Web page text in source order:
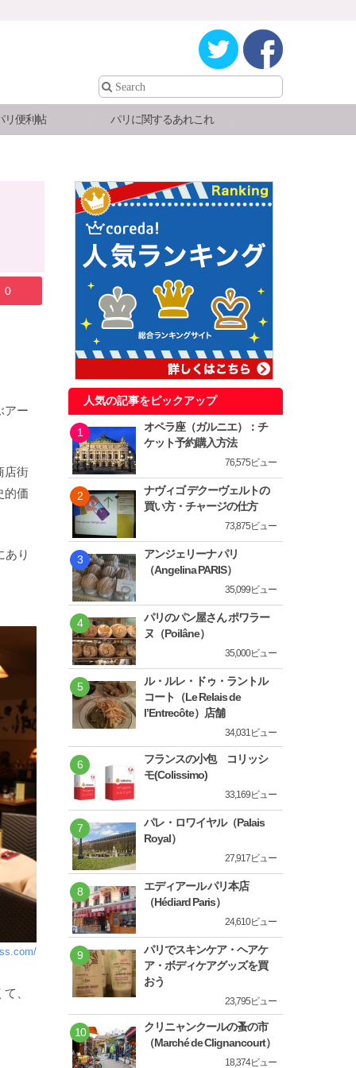
リ便利帖 パリに関するあれこれ
アー
店街
的価
あり
、
人気の記事をピックアップ
オペラ座（ガルニエ）：チ
ケット予約購入方法
76,575ビュー
ナヴィゴ デクーヴェルトの
買い方・チャージの仕方
73,875ビュー
アンジェリーナ パリ
（Angelina PARIS）
35,099ビュー
パリのパン屋さん ポワラー
ヌ（Poilâne）
35,000ビュー
ル・ルレ・ドゥ・ラントル
コート（Le Relais de
l’Entrecôte）店舗
34,031ビュー
フランスの小包 コリッシ
モ(Colissimo)
33,169ビュー
パレ・ロワイヤル（Palais
Royal）
27,917ビュー
エディアール パリ本店
（Hédiard Paris）
24,610ビュー
パリでスキンケア・ヘアケ
ア・ボディケアグッズを買
おう
23,795ビュー
クリニャンクールの蚤の市
（Marché de Clignancourt）
18,374ビュー